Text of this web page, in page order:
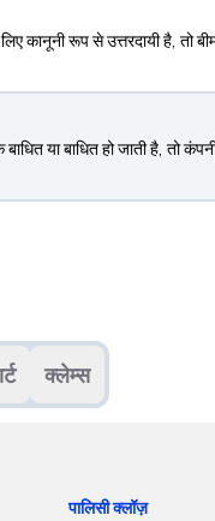
कानूनी रूप से उत्तरदायी है, तो
या बाधित हो जाती है, तो
क्लेम्स
पालिसी क्लॉज़